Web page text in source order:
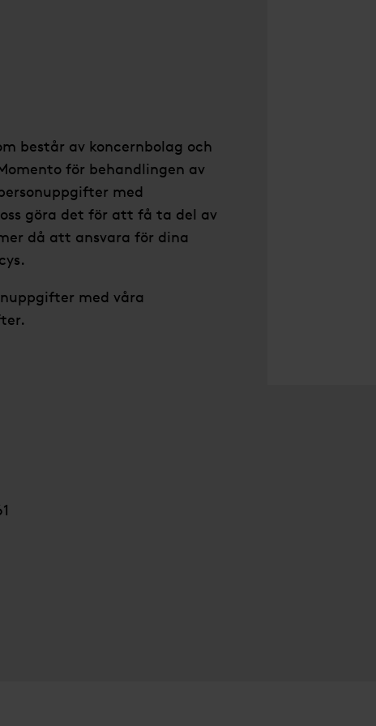
består av koncernbolag och
för behandlingen av
med
göra det för att få ta del av
då att ansvara för dina
med våra